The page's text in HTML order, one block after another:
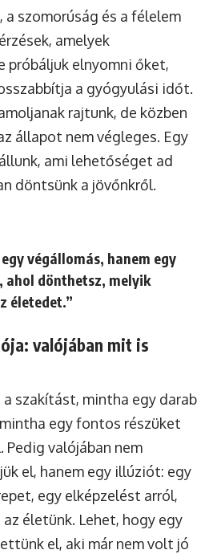
a szomorúság és a félelem
amelyek
próbáljuk elnyomni őket,
a gyógyulási időt.
rajtunk, de közben
állapot nem végleges. Egy
ami lehetőséget ad
döntsünk a jövőnkről.
végállomás, hanem egy
ahol dönthetsz, melyik
életedet.”
valójában mit is
a szakítást, mintha egy darab
egy fontos részüket
valójában nem
el, hanem egy illúziót: egy
egy elképzelést arról,
életünk. Lehet, hogy egy
el, aki már nem volt jó